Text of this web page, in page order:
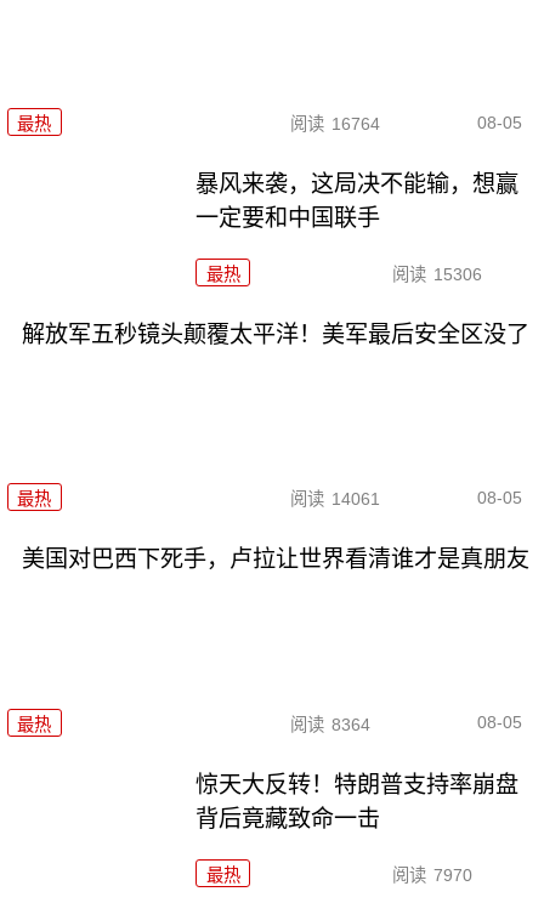
最热 阅读 16764 08-05
暴风来袭，这局决不能输，想赢
一定要和中国联手
最热 阅读 15306
解放军五秒镜头颠覆太平洋！美军最后安全区没了
最热 阅读 14061 08-05
美国对巴西下死手，卢拉让世界看清谁才是真朋友
最热 阅读 8364 08-05
惊天大反转！特朗普支持率崩盘
背后竟藏致命一击
最热 阅读 7970